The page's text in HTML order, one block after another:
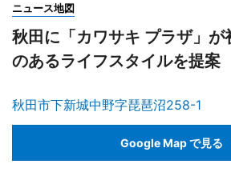
ニュース地図
秋田に「カワサキ プラザ」
のあるライフスタイルを提案
秋田市下新城中野字琵琶沼258-1
Google Map で見る